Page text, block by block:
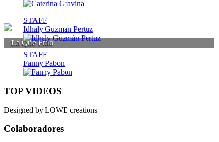
La Que Frao
STAFF
Idhaly Guzmán Pertuz
STAFF
Fanny Pabon
TOP VIDEOS
Designed by LOWE creations
Colaboradores